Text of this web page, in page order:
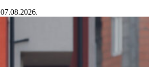
07.08.2026.